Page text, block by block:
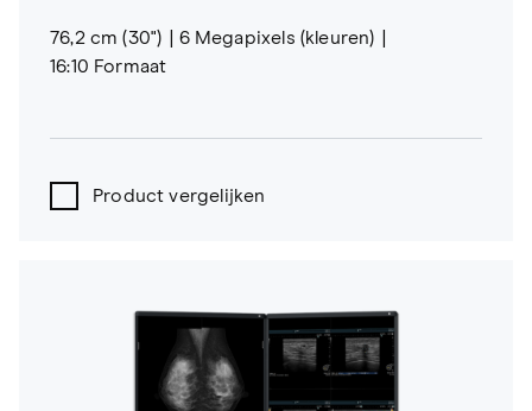
76,2 cm (30")
6 Megapixels (kleuren)
16:10 Formaat
Product vergelijken